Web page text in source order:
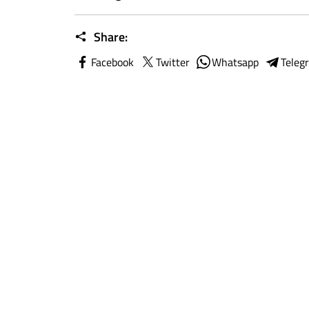
Share:
Facebook Twitter Whatsapp